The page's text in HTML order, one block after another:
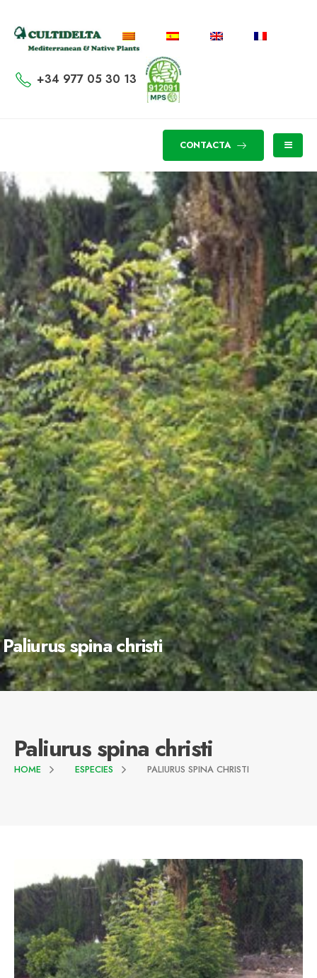
+34 977 05 30 13
CONTACTA
Paliurus spina christi
Paliurus spina christi
HOME ESPECIES PALIURUS SPINA CHRISTI